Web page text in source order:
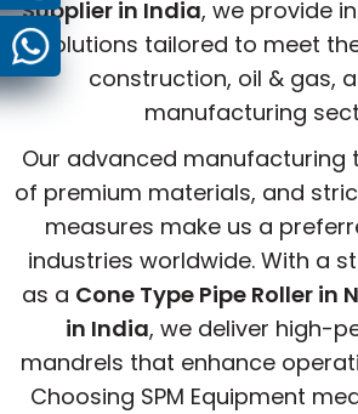
Supplier in India, we provide
solutions tailored to meet
construction, oil & gas,
manufacturing
Our advanced manufacturing
of premium materials, and
measures make us a
industries worldwide. With a
as a Cone Type Pipe Roller in
in India, we deliver high-
mandrels that enhance
Choosing SPM Equipment